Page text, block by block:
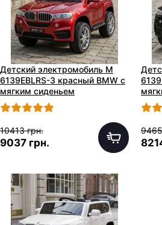
Детский электромобиль M
6139EBLRS-3 красный BMW с
мягким сиденьем
10413 грн.
9037 грн.